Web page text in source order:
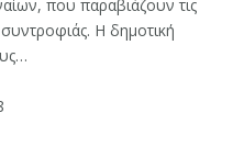
που παραβιάζουν τις
Η δημοτική